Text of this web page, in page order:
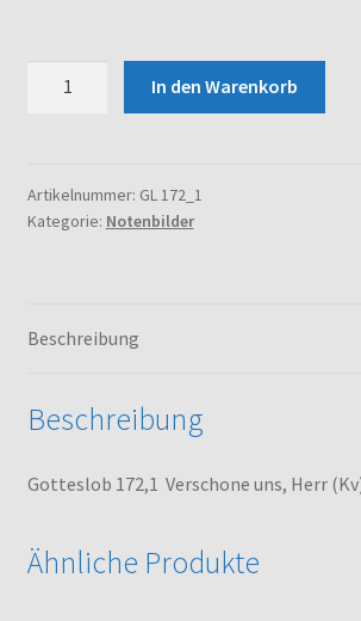
Herr
(Kv)
In den Warenkorb
Artikelnummer: GL 172_1
Kategorie: Notenbilder
Beschreibung
Beschreibung
Gotteslob 172,1 Verschone uns, Herr
Ähnliche Produkte